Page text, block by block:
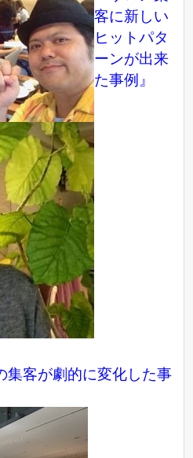
客に新しい
ヒットパタ
ーンが出来
た事例』
集客が劇的に変化した事